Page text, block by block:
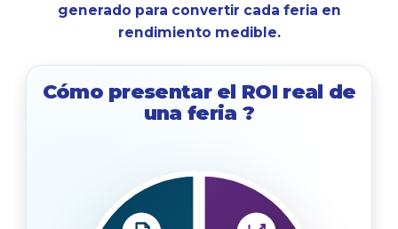
generado para convertir cada feria en
rendimiento medible.
Cómo presentar el ROI real de
una feria ?